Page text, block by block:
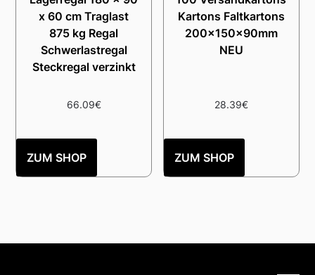
x 60 cm Traglast
875 kg Regal
Schwerlastregal
Steckregal verzinkt
66.09€
ZUM SHOP
Kartons Faltkartons
200x150x90mm
NEU
28.39€
ZUM SHOP